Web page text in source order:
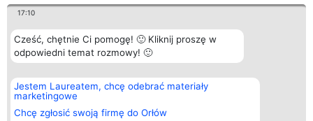
17:10
Cześć, chętnie Ci pomogę! 🙂 Kliknij proszę w
odpowiedni temat rozmowy! 🙂
Jestem Laureatem, chcę odebrać materiały
marketingowe
Chcę zgłosić swoją firmę do Orłów
Organizator plebiscytu
Bright Side Solutions sp. z o.
o. sp. k.
ul. Ruska 22
Wrocław 50-079
Plebiscyt
Laureaci
wszystkich
Laureatów
Kontakt
Kontakt